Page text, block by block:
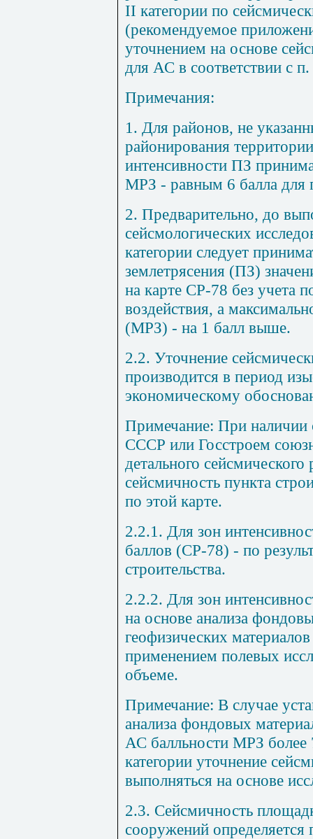
II категории по
(рекомендуемое
уточнением на основе
для АС в соответствии с
Примечания:
1. Для районов, не
районирования
интенсивности ПЗ
МРЗ - равным 6 балла для
2. Предварительно, до
сейсмологических
категории следует
землетрясения (ПЗ)
на карте СР-78 без учета
воздействия, а
(МРЗ) - на 1 балл выше.
2.2. Уточнение
производится в период
экономическому
Примечание: При наличии
СССР или Госстроем
детального
сейсмичность пункта
по этой карте.
2.2.1. Для зон
баллов (СР-78) - по
строительства.
2.2.2. Для зон
на основе анализа
геофизических
применением полевых
объеме.
Примечание: В случае
анализа фондовых
АС балльности МРЗ более
категории уточнение
выполняться на основе
2.3. Сейсмичность
сооружений